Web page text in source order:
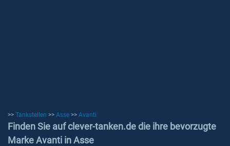
>> Tankstellen >> Asse >> Avanti
Finden Sie auf clever-tanken.de die ihre bevorzugte
Marke Avanti in Asse